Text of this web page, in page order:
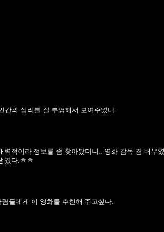
간의 심리를 잘 투영해서 보여주었다.
적이라 정보를 좀 찾아봤더니.. 영화 감독 겸 배우였
겼다.ㅎㅎ
들에게 이 영화를 추천해 주고싶다.